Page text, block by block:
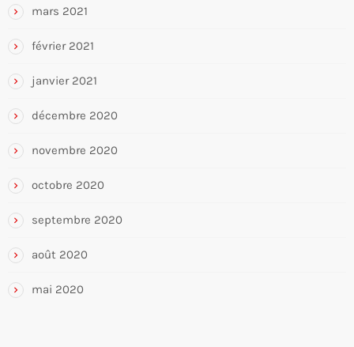
mars 2021
février 2021
janvier 2021
décembre 2020
novembre 2020
octobre 2020
septembre 2020
août 2020
mai 2020